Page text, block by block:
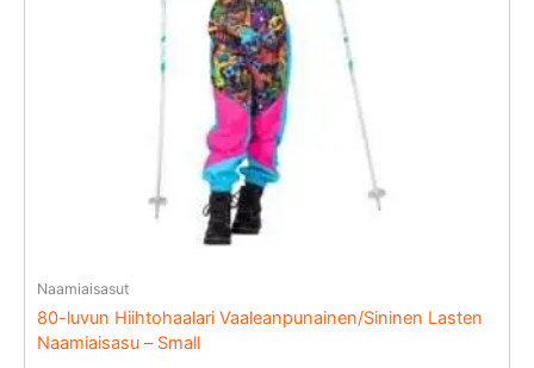
Naamiaisasut
80-luvun Hiihtohaalari Vaaleanpunainen/Sininen Lasten
Naamiaisasu – Small